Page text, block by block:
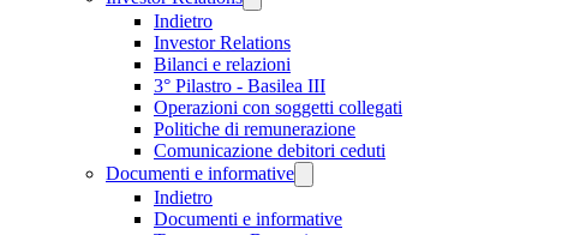
Indietro
Investor Relations
Bilanci e relazioni
3° Pilastro - Basilea III
Operazioni con soggetti collegati
Politiche di remunerazione
Comunicazione debitori ceduti
Documenti e informative
Indietro
Documenti e informative